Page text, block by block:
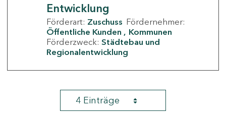
Entwicklung
Förderart: Zuschuss Fördernehmer:
Öffentliche Kunden
Kommunen
Förderzweck: Städtebau und
Regionalentwicklung
4 Einträge